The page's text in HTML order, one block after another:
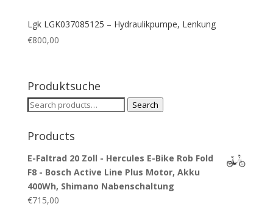
Lgk LGK037085125 – Hydraulikpumpe, Lenkung
€800,00
Produktsuche
Search
Search
Products
E-Faltrad 20 Zoll - Hercules E-Bike Rob Fold
F8 - Bosch Active Line Plus Motor, Akku
400Wh, Shimano Nabenschaltung
€715,00